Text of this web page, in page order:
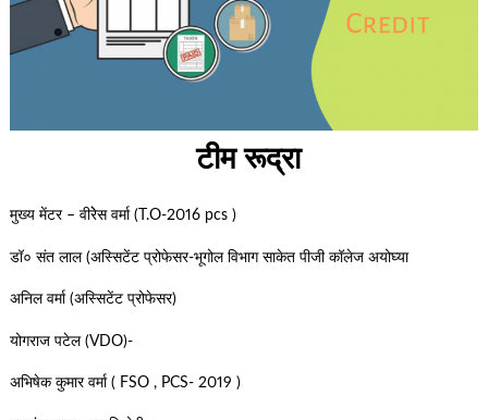
टीम रूद्रा
मुख्य मेंटर – वीरेेस वर्मा (T.O-2016 pcs )
डॉ० संत लाल (अस्सिटेंट प्रोफेसर-भूगोल विभाग साकेत पीजी कॉलेज अयोघ्या
अनिल वर्मा (अस्सिटेंट प्रोफेसर)
योगराज पटेल (VDO)-
अभिषेक कुमार वर्मा ( FSO , PCS- 2019 )